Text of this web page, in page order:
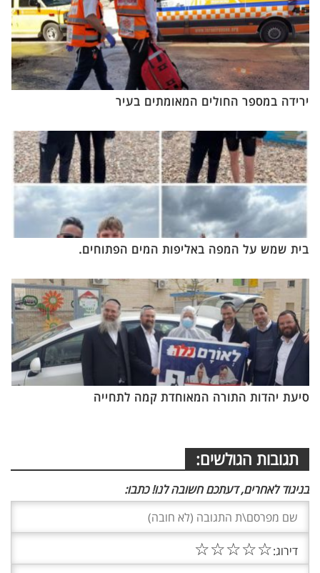
ירידה במספר החולים המאומתים בעיר
בית שמש על המפה באליפות המים הפתוחים.
סיעת יהדות התורה המאוחדת קמה לתחייה
תגובות הגולשים:
בניגוד לאחרים, דעתכם חשובה לנו! כתבו:
דירוג:☆
☆
☆
☆
☆